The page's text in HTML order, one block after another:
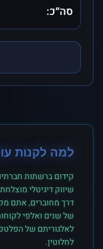
סה״כ:
למה לקנות
קידום ברשתות
שיווק דיגיטלי
דרך מחוברים, אתם
של שנים ואלפי
לאלגוריתם של
לחלוטין.